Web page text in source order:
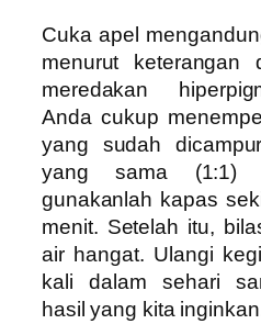
Cuka apel
menurut keterangan
meredakan
Anda cukup
yang sudah
yang sama (1:1)
gunakanlah kapas
menit. Setelah itu,
air hangat. Ulangi
kali dalam sehari
hasil yang kita